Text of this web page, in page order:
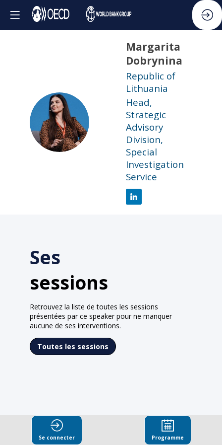
MD
Margarita
Dobrynina
Republic of
Lithuania
Head,
Strategic
Advisory
Division,
Special
Investigation
Service
Ses
sessions
Retrouvez la liste de toutes les sessions
présentées par ce speaker pour ne manquer
aucune de ses interventions.
Toutes les sessions
Se connecter Programme